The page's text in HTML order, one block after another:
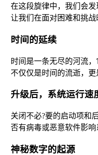
在这段旋律中，我们会
让我们在面对困难和挑
时间的延续
时间是一条无尽的河流
不仅仅是时间的流逝，
升级后，系统运行速
关闭不必?要的启动项和
否有病毒或恶意软件影响
神秘数字的起源